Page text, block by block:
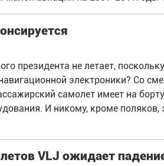
президента не летает,
электроники? Со
самолет имеет на
И никому, кроме
VLJ ожидает